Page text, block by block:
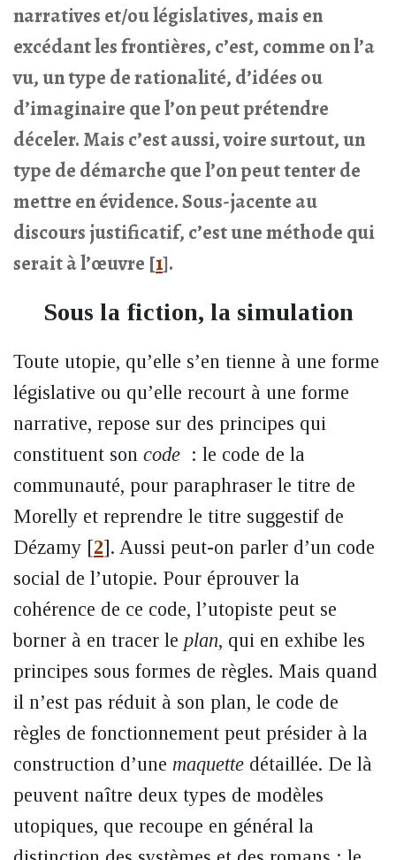
narratives et/ou législatives, mais en
excédant les frontières, c’est, comme on l’a
vu, un type de rationalité, d’idées ou
d’imaginaire que l’on peut prétendre
déceler. Mais c’est aussi, voire surtout, un
type de démarche que l’on peut tenter de
mettre en évidence. Sous-jacente au
discours justificatif, c’est une méthode qui
serait à l’œuvre [1].
Sous la fiction, la simulation
Toute utopie, qu’elle s’en tienne à une forme
législative ou qu’elle recourt à une forme
narrative, repose sur des principes qui
constituent son code : le code de la
communauté, pour paraphraser le titre de
Morelly et reprendre le titre suggestif de
Dézamy [2] . Aussi peut-on parler d’un code
social de l’utopie. Pour éprouver la
cohérence de ce code, l’utopiste peut se
borner à en tracer le plan, qui en exhibe les
principes sous formes de règles. Mais quand
il n’est pas réduit à son plan, le code de
règles de fonctionnement peut présider à la
construction d’une maquette détaillée. De là
peuvent naître deux types de modèles
utopiques, que recoupe en général la